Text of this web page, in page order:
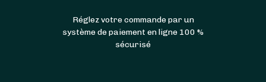
Réglez votre commande par un
système de paiement en ligne 100 %
sécurisé